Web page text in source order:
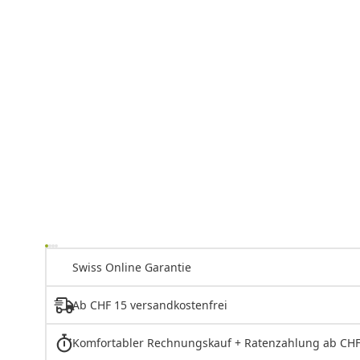
Swiss Online Garantie
Ab CHF 15 versandkostenfrei
Komfortabler Rechnungskauf + Ratenzahlung ab